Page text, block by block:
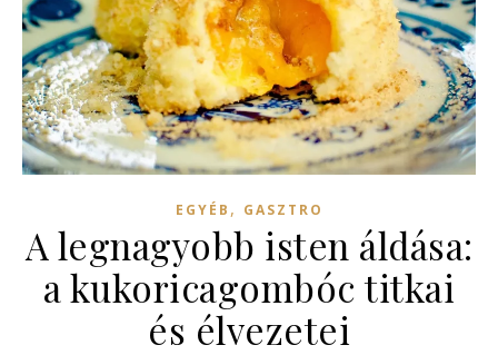
EGYÉB , GASZTRO
A legnagyobb isten áldása:
a kukoricagombóc titkai
és élvezetei